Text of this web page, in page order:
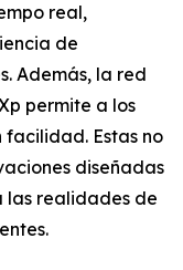
real,
de
Además, la red
permite a los
Estas no
diseñadas
las realidades de